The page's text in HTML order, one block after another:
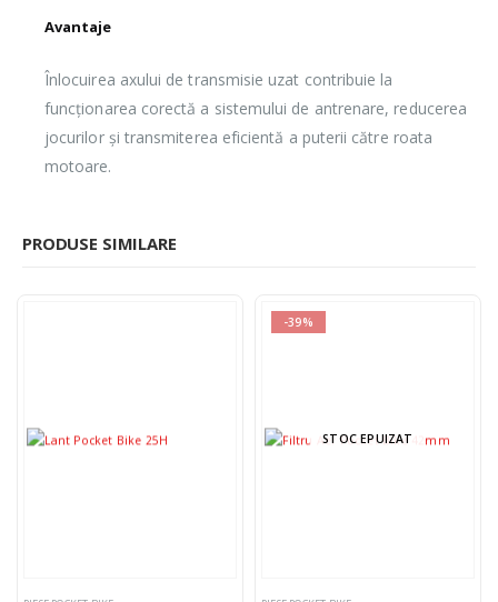
Avantaje
Înlocuirea axului de transmisie uzat contribuie la
funcționarea corectă a sistemului de antrenare, reducerea
jocurilor și transmiterea eficientă a puterii către roata
motoare.
PRODUSE SIMILARE
-39%
STOC EPUIZAT